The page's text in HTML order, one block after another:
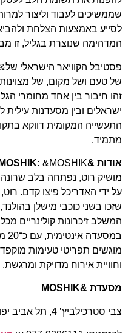
שממשיכים לעבוד וליצור
לסייע באמצעות הצלחת
המדהימה שנוצרת בגליל, זו
של טעם ושל מקום, של
זהו חיבור בין אחד מחומרי
ישראלים ובין מסעדנות עילית
התעשייה המקומית דווקא
מתמיד.
אודות &MOSHIK
:
מושיק רוט, נפתחה בלב
על ידי האדריכל פיצו קדם.
שזכו בשני כוכבי מישלן
המשלב זיכרונות קולינריים
מוגשים תפריטי טעימות
וחוויית אירוח מדויקת ומרגשת.
מסעדת &MOSHIK
צבי סטרכילביץ’ 4, תל אביב יפו